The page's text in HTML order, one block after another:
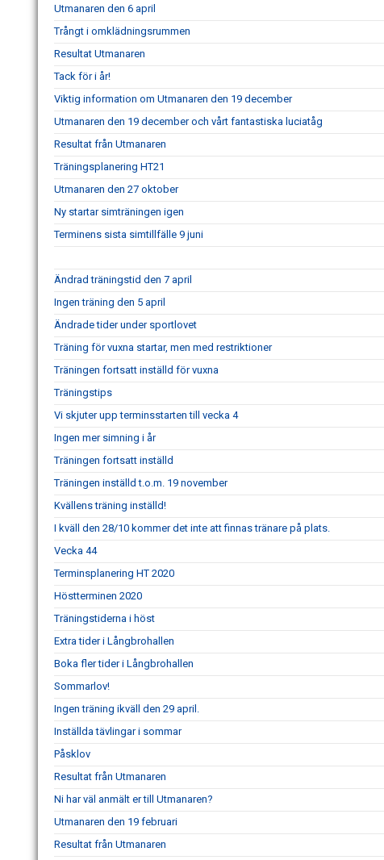
Utmanaren den 6 april
Trångt i omklädningsrummen
Resultat Utmanaren
Tack för i år!
Viktig information om Utmanaren den 19 december
Utmanaren den 19 december och vårt fantastiska luciatåg
Resultat från Utmanaren
Träningsplanering HT21
Utmanaren den 27 oktober
Ny startar simträningen igen
Terminens sista simtillfälle 9 juni
Ändrad träningstid den 7 april
Ingen träning den 5 april
Ändrade tider under sportlovet
Träning för vuxna startar, men med restriktioner
Träningen fortsatt inställd för vuxna
Träningstips
Vi skjuter upp terminsstarten till vecka 4
Ingen mer simning i år
Träningen fortsatt inställd
Träningen inställd t.o.m. 19 november
Kvällens träning inställd!
I kväll den 28/10 kommer det inte att finnas tränare på plats.
Vecka 44
Terminsplanering HT 2020
Höstterminen 2020
Träningstiderna i höst
Extra tider i Långbrohallen
Boka fler tider i Långbrohallen
Sommarlov!
Ingen träning ikväll den 29 april.
Inställda tävlingar i sommar
Påsklov
Resultat från Utmanaren
Ni har väl anmält er till Utmanaren?
Utmanaren den 19 februari
Resultat från Utmanaren